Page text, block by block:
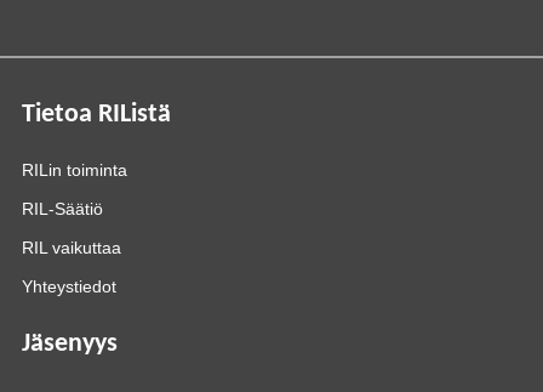
Tietoa RIListä
RILin toiminta
RIL-Säätiö
RIL vaikuttaa
Yhteystiedot
Jäsenyys